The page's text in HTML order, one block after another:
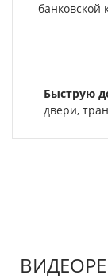
банковской
Быструю
двери,